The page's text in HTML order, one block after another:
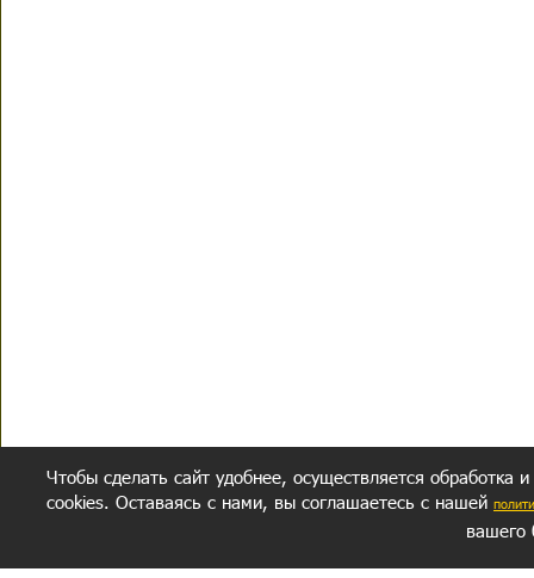
Чтобы сделать сайт удобнее, осуществляется обработка
cookies. Оставаясь с нами, вы соглашаетесь с нашей
вашего